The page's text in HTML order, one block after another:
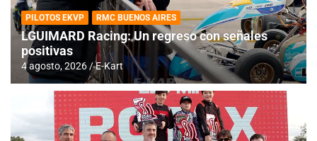
PILOTOS EKVP RMC BUENOS AIRES
LGUIMARD Racing: Un regreso con señales
positivas
4 agosto, 2026 E-Kart